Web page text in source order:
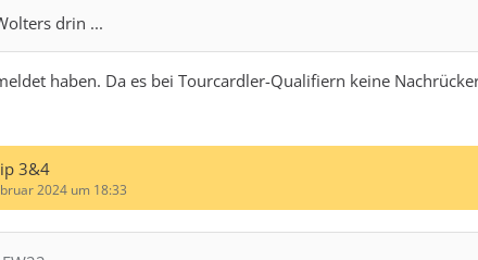
drin ...
haben. Da es bei Tourcardler-Qualifiern keine
3&4
2024 um 18:33